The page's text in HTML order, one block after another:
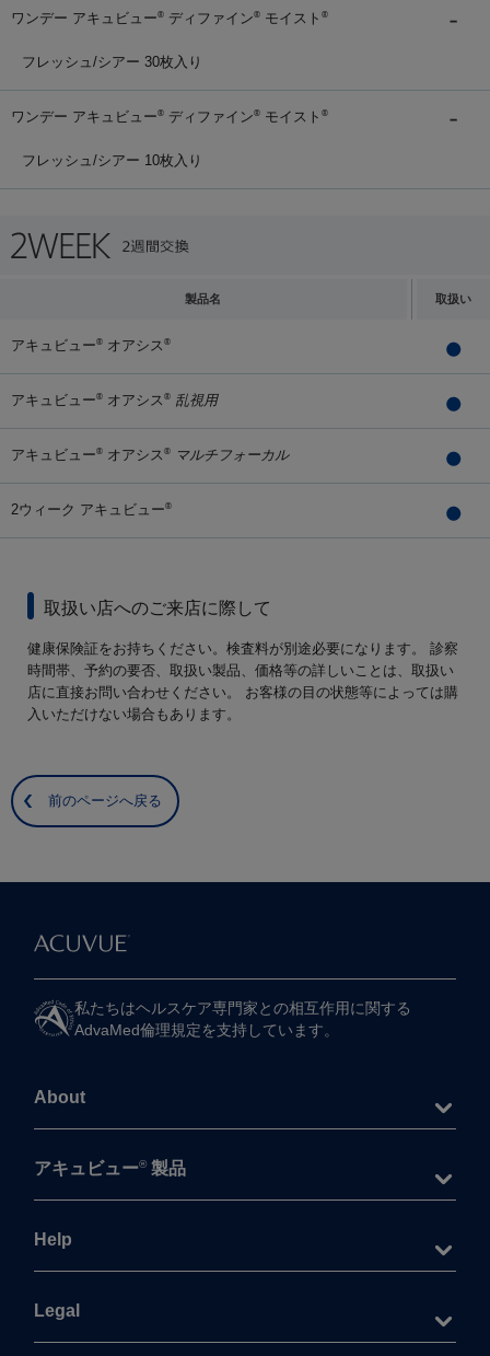
ワンデー アキュビュー® ディファイン® モイスト ®
フレッシュ/シアー 30枚入り
ワンデー アキュビュー® ディファイン® モイスト ®
フレッシュ/シアー 10枚入り
製品名 取扱い
アキュビュー® オアシス ®
アキュビュー® オアシス ® 乱視用
アキュビュー® オアシス ® マルチフォーカル
2ウィーク アキュビュー®
取扱い店へのご来店に際して
健康保険証をお持ちください。検査料が別途必要になります。 診察
時間帯、予約の要否、取扱い製品、価格等の詳しいことは、取扱い
店に直接お問い合わせください。 お客様の目の状態等によっては購
入いただけない場合もあります。
前のページへ戻る
私たちは​ヘルスケア専門家との​相互作用に​関する​
AdvaMed倫理規定を​支持しています。
About
アキュビュー® 製品
Help
Legal